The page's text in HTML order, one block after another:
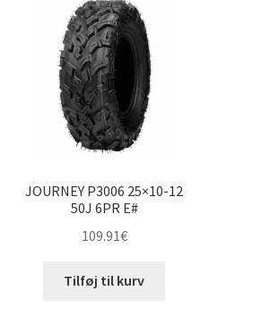
JOURNEY P3006 25×10-12
50J 6PR E#
109.91€
Tilføj til kurv